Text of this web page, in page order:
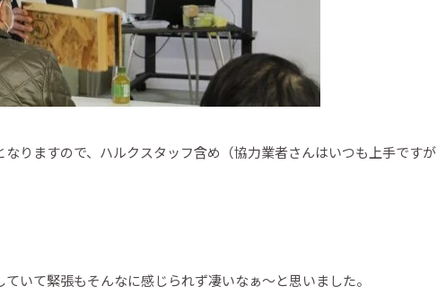
なりますので、ハルクスタッフ含め（協力業者さんはいつも上手ですが
いて緊張もそんなに感じられず凄いなぁ～と思いました。